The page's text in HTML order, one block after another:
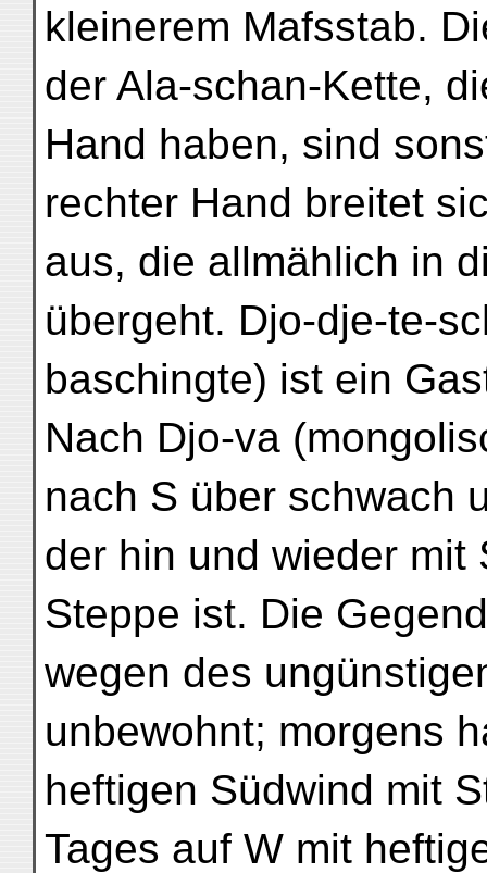
kleinerem Mafsstab.
der Ala-schan-Kette,
Hand haben, sind
rechter Hand breitet
aus, die allmählich in
übergeht. Djo-dje-te-
baschingte) ist ein
Nach Djo-va
nach S über schwach
der hin und wieder mit
Steppe ist. Die
wegen des
unbewohnt; morgens
heftigen Südwind mit
Tages auf W mit